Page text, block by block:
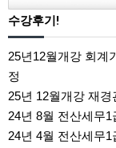
수강후기!
25년12월개강 회계
정
25년 12월개강 재
24년 8월 전산세무1
24년 4월 전산세무